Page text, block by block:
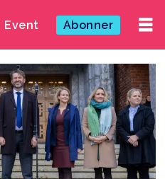
Event Abonner